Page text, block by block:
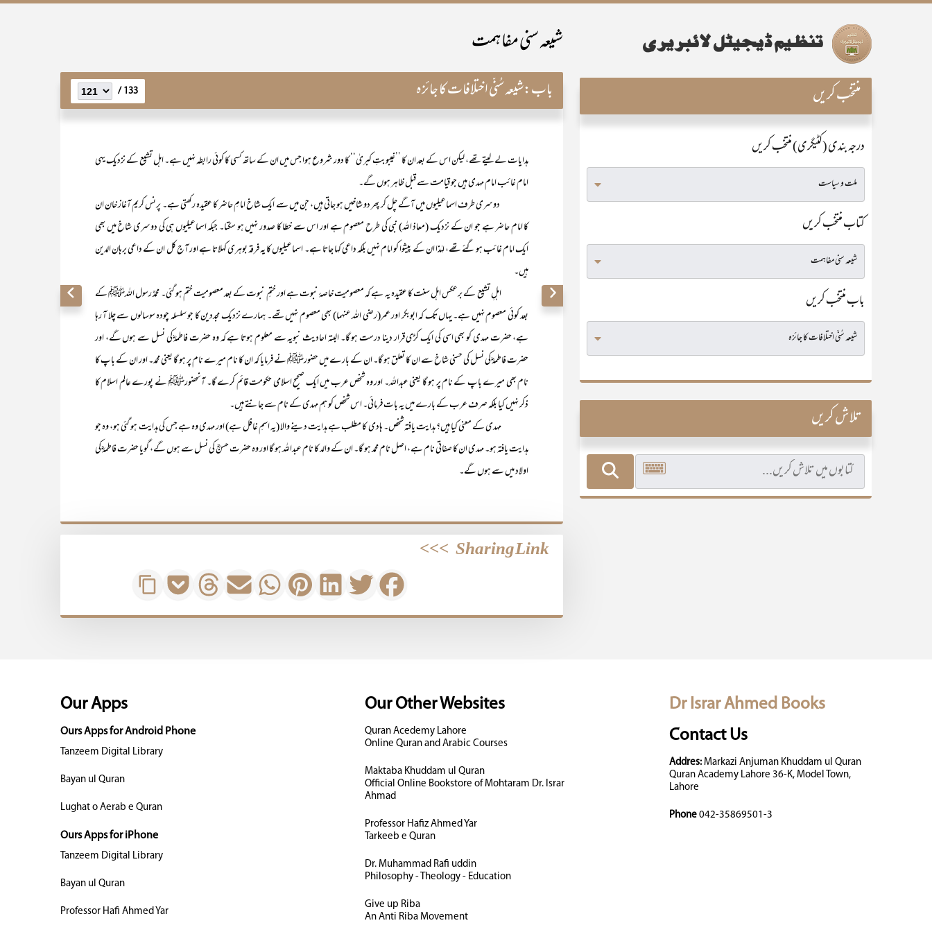
شیعہ سنی مفاہمت
باب:شیعہ سُنّی اختلافات کا جائزہ 133 /
ہدایات لے لیتے تھے، لیکن اس کے بعد ان کا ’’غیبوبتِ کبریٰ‘‘ کا دور شروع ہوا جس میں ان کے ساتھ کسی کا کوئی رابطہ نہیں ہے۔ اہل تشیع کے نزدیک یہی
امام غائب امام مہدی ہیں جو قیامت سے قبل ظاہر ہوں گے۔
دوسری طرف اسماعیلیوں میں آگے چل کر پھر دو شاخیں ہو جاتی ہیں، جن میں سے ایک شاخ امامِ حاضر کا عقیدہ رکھتی ہے۔ پرنس کریم آغاز خان ان
کا امام حاضر ہے جو ان کے نزدیک (معاذ اللہ) نبی کی طرح معصوم ہے اور اس سے خطا کا صدور نہیں ہو سکتا۔ جبکہ اسماعیلیوں ہی کی دوسری شاخ میں بھی
ایک امام غائب ہو گئے تھے، لہٰذا ان کے پیشوا کو امام نہیں بلکہ داعی کہا جاتا ہے۔ اسماعیلیوں کا یہ فرقہ بوہری کہلاتا ہے اور آج کل ان کے داعی برہان الدین
ہیں۔
اہلِ تشیع کے برعکس اہل سنت کا عقیدہ یہ ہے کہ معصومیت خاصۂ نبوت ہے اور ختمِ نبوت کے بعد معصومیت ختم ہو گئی۔ محمدٌ رسول اللہﷺ کے
بعد کوئی معصوم نہیں ہے۔ یہاں تک کہ ابوبکر اور عمر(رضی اللہ عنہما) بھی معصوم نہیں تھے۔ ہمارے نزدیک مجددین کا جو سلسلہ چودہ سوسالوں سے چلا آ رہا
ہے، حضرت مہدی کو بھی اسی کی ایک کڑی قرار دینا درست ہو گا۔ البتہ احادیث نبویہ سے معلوم ہوتا ہے کہ وہ حضرت فاطمہؓ کی نسل سے ہوں گے، اور
حضرت فاطمہؓ کی نسل کی حسنی شاخ سے ان کا تعلق ہو گا۔ ان کے بارے میں حضورﷺ نے فرمایا کہ ان کا نام میرے نام پر ہو گا یعنی محمد۔ اور ان کے باپ کا
نام بھی میرے باپ کے نام پر ہو گا یعنی عبداللہ۔ اور وہ شخص عرب میں ایک صحیح اسلامی حکومت قائم کرے گا۔ آنحضورﷺ نے پورے عالم اسلام کا
ذکر نہیں کیا بلکہ صرف عرب کے بارے میں یہ بات فرمائی۔ اس شخص کو ہم مہدی کے نام سے جانتے ہیں۔
مہدی کے معنی کیا ہیں؟ ہدایت یافتہ شخص۔ ہادی کا مطلب ہے ہدایت دینے والا (یہ اسمِ غافل ہے) اور مہدی وہ ہے جس کی ہدایت ہو گئی ہو، وہ جو
ہدایت یافتہ ہو۔ مہدی ان کا صفاتی نام ہے، اصل نام محمد ہو گا۔ ان کے والد کا نام عبداللہ ہو گا اور وہ حضرت حسنؓ کی نسل سے ہوں گے، گویا حضرت فاطمہؓ کی
اولاد میں سے ہوں گے۔
Sharing Link
>>>
منتخب کریں
درجہ بندی (کٹیگری) منتخب کریں
کتاب منتخب کریں
باب منتخب کریں
تلاش کریں
Dr Israr Ahmed Books
Contact Us
Addres:Markazi Anjuman Khuddam ul Quran
Quran Academy Lahore 36-K, Model Town,
Lahore
Phone 042-35869501-3
Our Other Websites
Quran Acedemy Lahore
Online Quran and Arabic Courses
Maktaba Khuddam ul Quran
Official Online Bookstore of Mohtaram Dr. Israr
Ahmad
Professor Hafiz Ahmed Yar
Tarkeeb e Quran
Dr. Muhammad Rafi uddin
Philosophy - Theology - Education
Give up Riba
An Anti Riba Movement
Our Apps
Ours Apps for Android Phone
Tanzeem Digital Library
Bayan ul Quran
Lughat o Aerab e Quran
Ours Apps for iPhone
Tanzeem Digital Library
Bayan ul Quran
Professor Hafi Ahmed Yar